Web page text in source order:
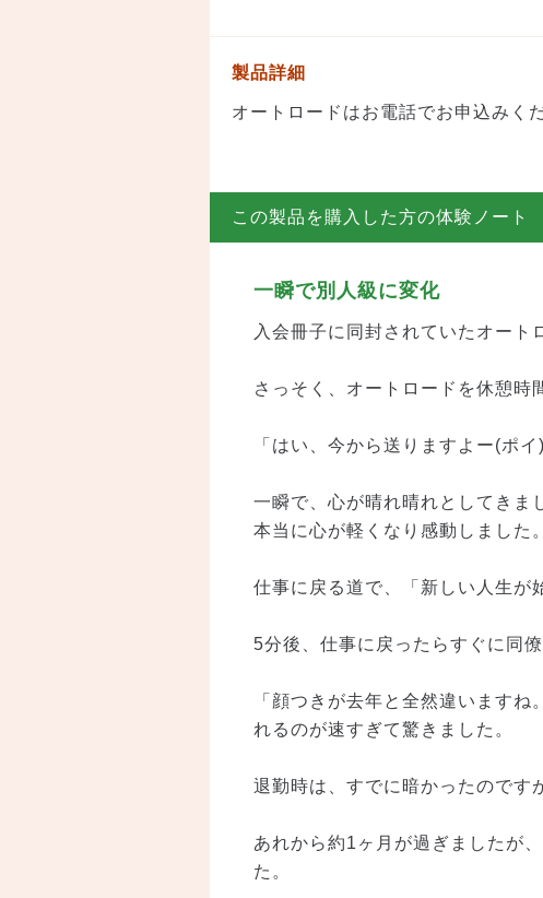
製品詳細
オートロードはお電話でお申込みく
この製品を購入した方の体験ノート
一瞬で別人級に変化
入会冊子に同封されていたオート
さっそく、オートロードを休憩時
「はい、今から送りますよー(ポイ)
一瞬で、心が晴れ晴れとしてきま
本当に心が軽くなり感動しました。
仕事に戻る道で、「新しい人生が
5分後、仕事に戻ったらすぐに同
「顔つきが去年と全然違います
れるのが速すぎて驚きました。
退勤時は、すでに暗かったのです
あれから約1ヶ月が過ぎましたが
た。